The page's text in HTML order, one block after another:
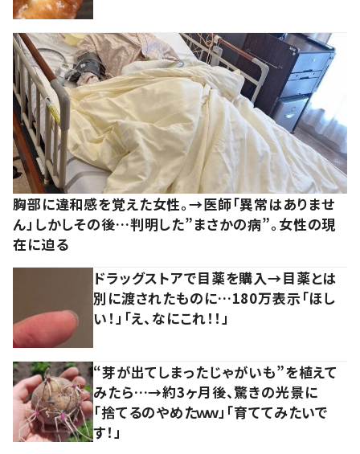
胸部に違和感を覚えた女性。→医師「異常はありませ
ん」しかしその後…判明した”まさかの病”。女性の現
在に迫る
ドラッグストアで目薬を購入→目薬とは
別に渡されたものに…180万表示「ほし
い！」「え、なにこれ！！」
“芽が出てしまったじゃがいも”を植えて
みたら…→約3ヶ月後、驚きの光景に
「捨てるのやめたｗｗ」「育ててみたいで
す！」